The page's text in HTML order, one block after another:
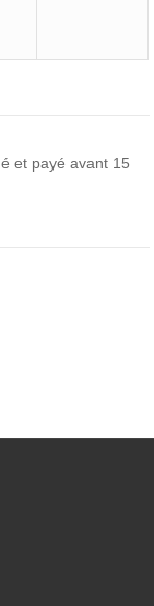
et payé avant 15